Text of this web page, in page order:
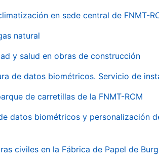
en sede central de FNMT-
natural
y salud en obras de construcción
de datos biométricos. Servicio de
de carretillas de la FNMT-RCM
datos biométricos y personalización
civiles en la Fábrica de Papel de